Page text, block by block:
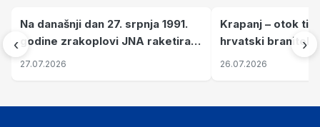
‹
Na današnji dan 27. srpnja 1991.
godine zrakoplovi JNA raketirali
su vojarnu i obučni centar "Nikola
27.07.2026
Krapanj – otok
hrvatski branitelji
pronalaze mir
26.07.2026
›